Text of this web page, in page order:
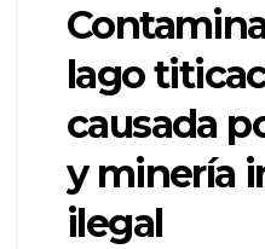
lago
causada
y minería
ilegal